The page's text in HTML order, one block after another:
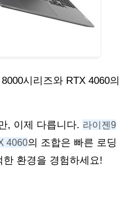
시리즈와 RTX 4060의
, 이제 다릅니다. 라이젠9
4060의 조합은 빠른 로딩
환경을 경험하세요!